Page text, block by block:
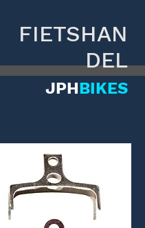
FIETSHAN
DEL
JPHBIKES